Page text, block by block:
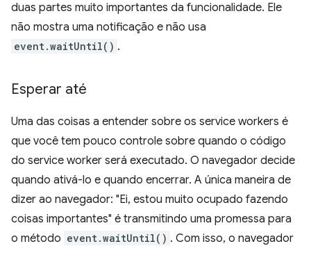
duas partes muito importantes da funcionalidade. Ele
não mostra uma notificação e não usa
event.waitUntil() .
Esperar até
Uma das coisas a entender sobre os service workers é
que você tem pouco controle sobre quando o código
do service worker será executado. O navegador decide
quando ativá-lo e quando encerrar. A única maneira de
dizer ao navegador: "Ei, estou muito ocupado fazendo
coisas importantes" é transmitindo uma promessa para
o método event.waitUntil() . Com isso, o navegador